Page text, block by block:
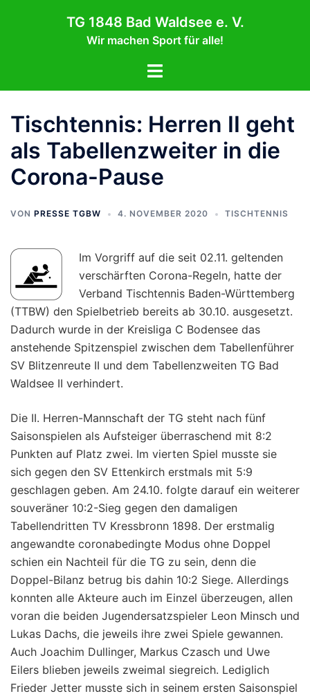
TG 1848 Bad Waldsee e. V.
Wir machen Sport für alle!
Menü
Tischtennis: Herren II geht
als Tabellenzweiter in die
Corona-Pause
VON PRESSE TGBW 4. NOVEMBER 2020 TISCHTENNIS
Im Vorgriff auf die seit 02.11. geltenden
verschärften Corona-Regeln, hatte der
Verband Tischtennis Baden-Württemberg
(TTBW) den Spielbetrieb bereits ab 30.10. ausgesetzt.
Dadurch wurde in der Kreisliga C Bodensee das
anstehende Spitzenspiel zwischen dem Tabellenführer
SV Blitzenreute II und dem Tabellenzweiten TG Bad
Waldsee II verhindert.
Die II. Herren-Mannschaft der TG steht nach fünf
Saisonspielen als Aufsteiger überraschend mit 8:2
Punkten auf Platz zwei. Im vierten Spiel musste sie
sich gegen den SV Ettenkirch erstmals mit 5:9
geschlagen geben. Am 24.10. folgte darauf ein weiterer
souveräner 10:2-Sieg gegen den damaligen
Tabellendritten TV Kressbronn 1898. Der erstmalig
angewandte coronabedingte Modus ohne Doppel
schien ein Nachteil für die TG zu sein, denn die
Doppel-Bilanz betrug bis dahin 10:2 Siege. Allerdings
konnten alle Akteure auch im Einzel überzeugen, allen
voran die beiden Jugendersatzspieler Leon Minsch und
Lukas Dachs, die jeweils ihre zwei Spiele gewannen.
Auch Joachim Dullinger, Markus Czasch und Uwe
Eilers blieben jeweils zweimal siegreich. Lediglich
Frieder Jetter musste sich in seinem ersten Saisonspiel